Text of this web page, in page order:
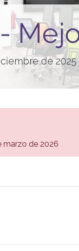
de 2025
marzo de 2026